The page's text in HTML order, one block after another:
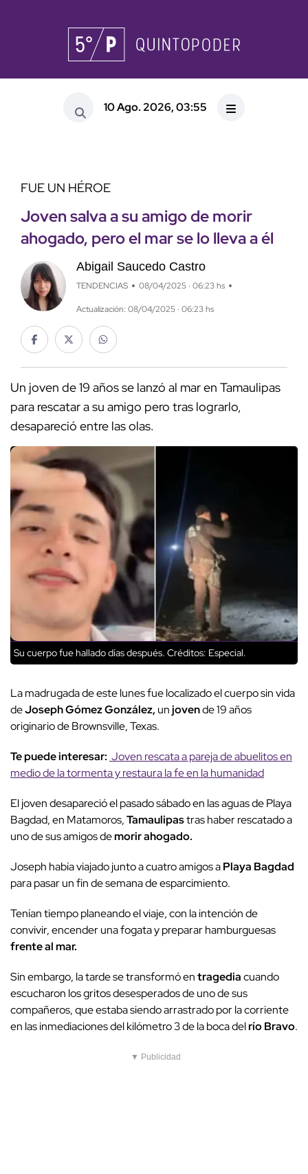
10 Ago. 2026, 03:55
FUE UN HÉROE
Joven salva a su amigo de morir
ahogado, pero el mar se lo lleva a él
Abigail Saucedo Castro
TENDENCIAS 08/04/2025 · 06:23 hs
Actualización: 08/04/2025 · 06:23 hs
Un joven de 19 años se lanzó al mar en Tamaulipas
para rescatar a su amigo pero tras lograrlo,
desapareció entre las olas.
Su cuerpo fue hallado días después. Créditos: Especial.
La madrugada de este lunes fue localizado el cuerpo sin vida
deJoseph Gómez González, unjovende 19 años
originario de Brownsville, Texas.
Te puede interesar: Joven rescata a pareja de abuelitos en
medio de la tormenta y restaura la fe en la humanidad
El joven desapareció el pasado sábado en las aguas de Playa
Bagdad, en Matamoros,Tamaulipastras haber rescatado a
uno de sus amigos demorir ahogado.
Joseph había viajado junto a cuatro amigos aPlaya Bagdad
para pasar un fin de semana de esparcimiento.
Tenían tiempo planeando el viaje, con la intención de
convivir, encender una fogata y preparar hamburguesas
frente al mar.
Sin embargo, la tarde se transformó entragediacuando
escucharon los gritos desesperados de uno de sus
compañeros, que estaba siendo arrastrado por la corriente
en las inmediaciones del kilómetro 3 de la boca delrío Bravo.
▼ Publicidad